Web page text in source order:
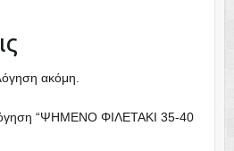
ακόμη.
“ΨΗΜΕΝΟ ΦΙΛΕΤΑΚΙ 35-40